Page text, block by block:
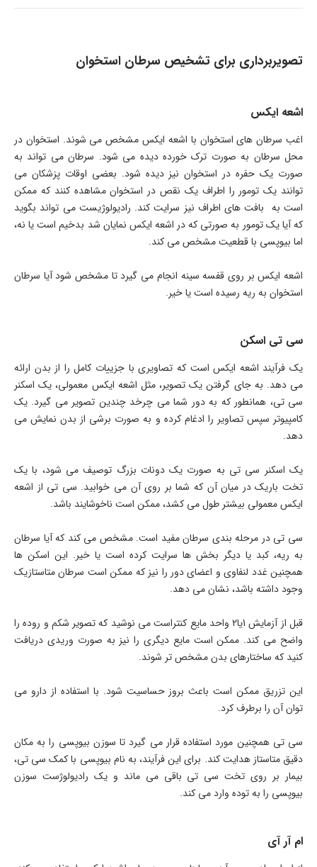
تصویربرداری برای تشخیص سرطان استخوان
اشعه ایکس
اغب سرطان های استخوان با اشعه ایکس مشخص می شوند. استخوان در
محل سرطان به صورت ترک خورده دیده می شود. سرطان می تواند به
صورت یک حفره در استخوان نیز دیده شود. بعضی اوقات پزشکان می
توانند یک تومور را اطراف یک نقص در استخوان مشاهده کنند که ممکن
است به بافت های اطراف نیز سرایت کند. رادیولوژیست می تواند بگوید
که آیا یک تومور به صورتی که در اشعه ایکس نمایان شد بدخیم است یا نه،
اما بیوپسی با قطعیت مشخص می کند.
اشعه ایکس بر روی قفسه سینه انجام می گیرد تا مشخص شود آیا سرطان
استخوان به ریه رسیده است یا خیر.
سی تی اسکن
یک فرآیند اشعه ایکس است که تصاویری با جزییات کامل را از بدن ارائه
می دهد. به جای گرفتن یک تصویر، مثل اشعه ایکس معمولی، یک اسکنر
سی تی، همانطور که به دور شما می چرخد چندین تصویر می گیرد. یک
کامپیوتر سپس تصاویر را ادغام کرده و به صورت برشی از بدن نمایش می
دهد.
یک اسکنر سی تی به صورت یک دونات بزرگ توصیف می شود، با یک
تخت باریک در میان آن که شما بر روی آن می خوابید. سی تی از اشعه
ایکس معمولی بیشتر طول می کشد، ممکن است ناخوشايند باشد.
سی تی در مرحله بندی سرطان مفید است. مشخص می کند که آیا سرطان
به ریه، کبد یا دیگر بخش ها سرایت کرده است یا خیر. این اسکن ها
همچنین غدد لنفاوی و اعضای دور را نیز که ممکن است سرطان متاستازیک
وجود داشته باشد، نشان می دهد.
قبل از آزمایش 1یا2 واحد مایع کنتراست می نوشید که تصویر شکم و روده را
واضح می کند. ممکن است مایع دیگری را نیز به صورت وریدی دریافت
کنید که ساختارهای بدن مشخص تر شوند.
این تزریق ممکن است باعث بروز حساسیت شود. با استفاده از دارو می
توان آن را برطرف کرد.
سی تی همچنین مورد استفاده قرار می گیرد تا سوزن بیوپسی را به مکان
دقیق متاستاز هدایت کند. برای این فرآیند، به نام بیوپسی با کمک سی تی،
بیمار بر روی تخت سی تی باقی می ماند و یک رادیولوژست سوزن
بیوپسی را به توده وارد می کند.
ام آر آی